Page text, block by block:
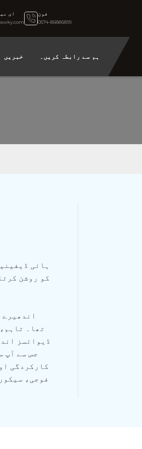
ای فون
0574-86886899
خبریں ہم سے رابطہ کریں۔
ہائی
کو روشن
تھا۔
ڈیوائسز
جس سے آپ
کارکردگی
فوجی،